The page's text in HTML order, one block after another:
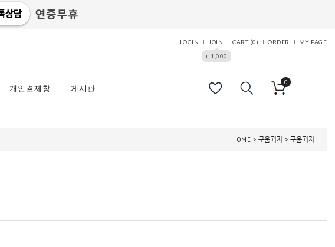
LOGIN
JOIN
+ 1,000
CART (0) ORDER MY PAGE
0
개인결제창 게시판
HOME > 구움과자> 구움과자